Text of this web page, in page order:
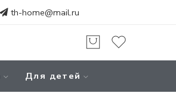
th-home@mail.ru
Для детей